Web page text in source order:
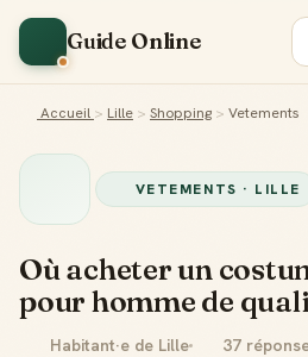
Guide Online
Accueil > Lille > Shopping > Vetements
VETEMENTS · LILLE
Où acheter un
pour homme de
Habitant·e de Lille 37